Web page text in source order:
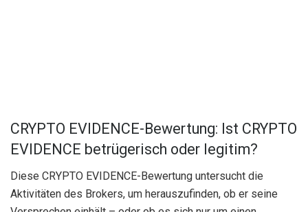
CRYPTO EVIDENCE-Bewertung: Ist CRYPTO
EVIDENCE betrügerisch oder legitim?
Diese CRYPTO EVIDENCE-Bewertung untersucht die
Aktivitäten des Brokers, um herauszufinden, ob er seine